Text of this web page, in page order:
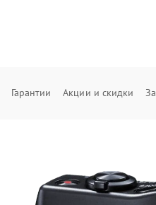
Гарантии Акции и скидки